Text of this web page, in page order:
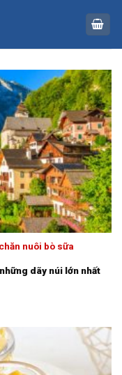
nuôi bò sữa
dãy núi lớn nhất